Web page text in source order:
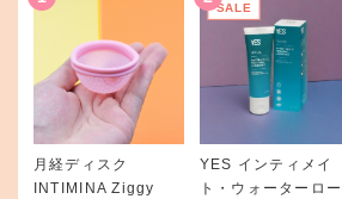
月経ディスク
INTIMINA Ziggy
SALE
YES インティメイ
ト・ウォーターロー